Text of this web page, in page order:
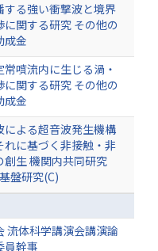
する強い衝撃波と境界
に関する研究 その他の
成金
噴流内に生じる渦・
に関する研究 その他の
成金
による超音波発生機構
れに基づく非接触・非
創生 機関内共同研究
盤研究(C)
流体科学講演会講演論
員幹事